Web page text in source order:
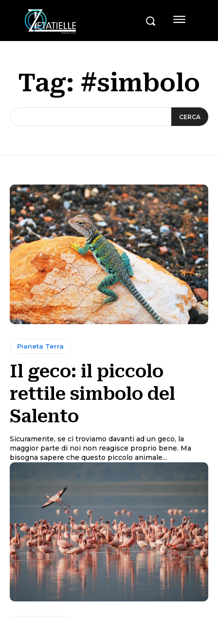
Tag: #simbolo
CERCA
Pianeta Terra
Il geco: il piccolo
rettile simbolo del
Salento
Sicuramente, se ci troviamo davanti ad un geco, la
maggior parte di noi non reagisce proprio bene. Ma
bisogna sapere che questo piccolo animale...